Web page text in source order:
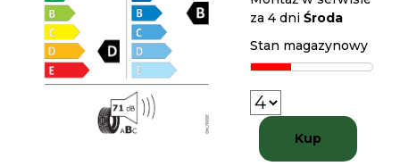
za 4 dniŚroda
Stan magazynowy
Kup